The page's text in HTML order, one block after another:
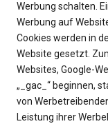
Werbung schalten.
Werbung auf
Cookies werden in
Website gesetzt.
Websites, Google-
„_gac_“ beginnen,
von
Leistung ihrer